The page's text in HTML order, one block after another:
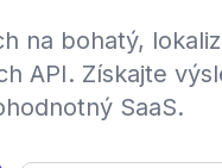
na bohatý,
API. Získajte
SaaS.